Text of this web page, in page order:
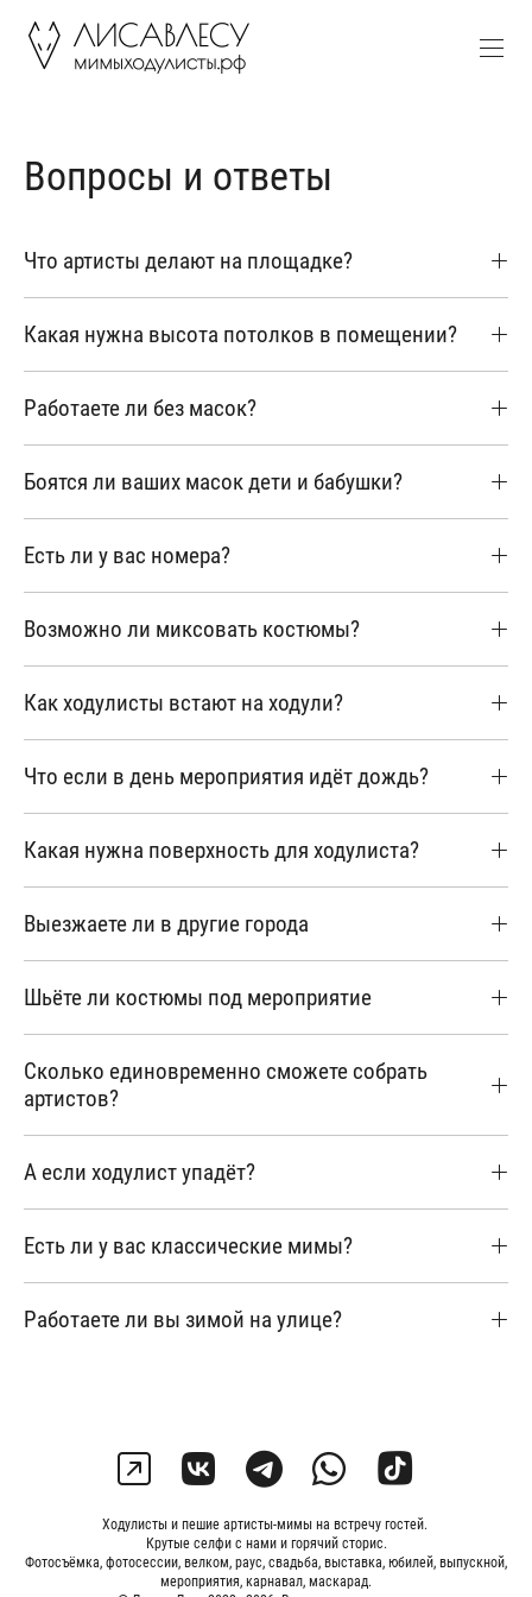
Вопросы и ответы
Что артисты делают на площадке?
Какая нужна высота потолков в помещении?
Работаете ли без масок?
Боятся ли ваших масок дети и бабушки?
Есть ли у вас номера?
Возможно ли миксовать костюмы?
Как ходулисты встают на ходули?
Что если в день мероприятия идёт дождь?
Какая нужна поверхность для ходулиста?
Выезжаете ли в другие города
Шьёте ли костюмы под мероприятие
Сколько единовременно сможете собрать
артистов?
А если ходулист упадёт?
Есть ли у вас классические мимы?
Работаете ли вы зимой на улице?
Ходулисты и пешие артисты-мимы на встречу гостей.
Крутые селфи с нами и горячий сторис.
Фотосъёмка, фотосессии, велком, раус, свадьба, выставка, юбилей, выпускной,
мероприятия, карнавал, маскарад.